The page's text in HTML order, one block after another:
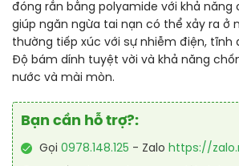
đóng rắn bằng polyamide với khả năng
giúp ngăn ngừa tai nạn có thể xảy ra ở
thường tiếp xúc với sự nhiễm điện, tĩnh
Độ bám dính tuyệt vời và khả năng
nước và mài mòn.
Bạn cần hỗ trợ?:
Gọi 0978.148.125 - Zalo https://